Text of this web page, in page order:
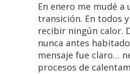
En enero me mudé
transición. En todos
recibir ningún calor.
nunca antes
mensaje fue claro…
procesos de